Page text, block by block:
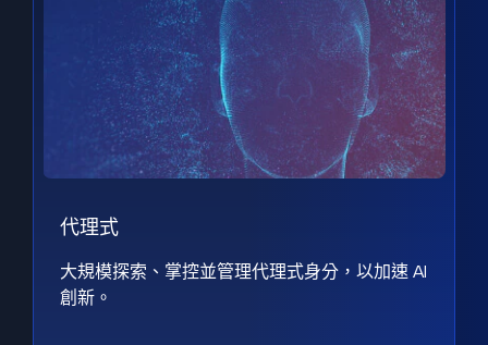
代理式
大規模探索、掌控並管理代理式身分，以加速 AI
創新。